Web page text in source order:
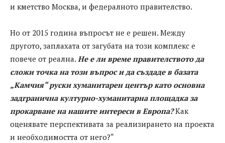
и кметство Москва, и федералното правителство.
Но от 2015 година въпросът не е решен. Между
другото, заплахата от загубата на този комплекс е
повече от реална. Не е ли време правителството да
сложи точка на този въпрос и да създаде в базата
„Камчия“ руски хуманитарен център като основна
задгранична културно-хуманитарна площадка за
прокарване на нашите интереси в Европа?Как
оценявате перспективата за реализирането на проекта
и необходимостта от него?“